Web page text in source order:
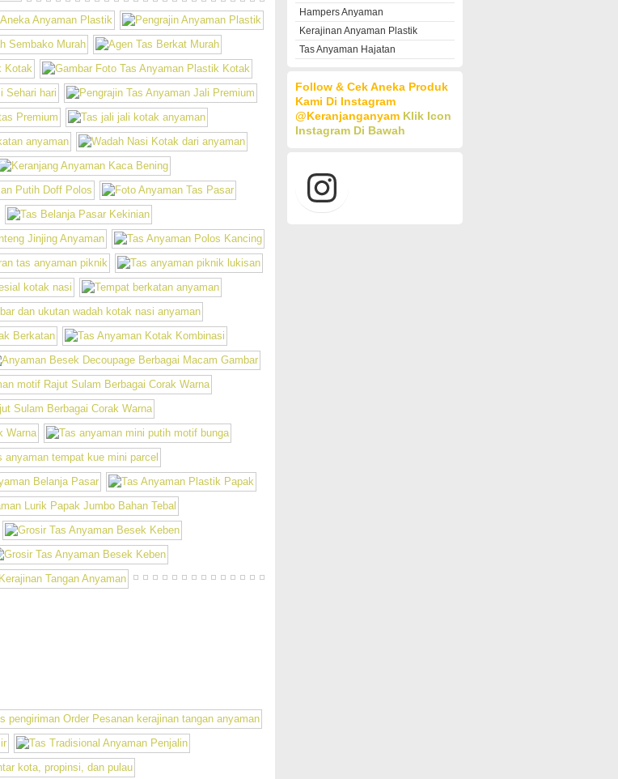
Hampers Anyaman
Kerajinan Anyaman Plastik
Tas Anyaman Hajatan
Follow & Cek Aneka Produk
Kami Di Instagram
@keranjanganyam Klik Icon
Instagram Di Bawah